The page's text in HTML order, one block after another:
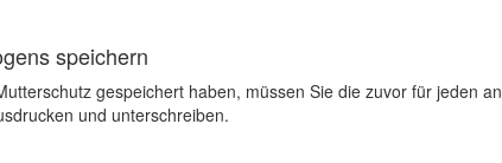
speichern
gespeichert haben, müssen Sie die zuvor für jeden
und unterschreiben.